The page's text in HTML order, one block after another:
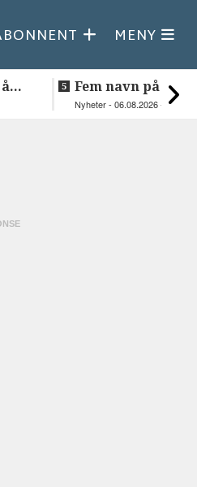
MENY
Fem navn på
til toppjobben i
Nyheter - 06.08.2026 - 15:03